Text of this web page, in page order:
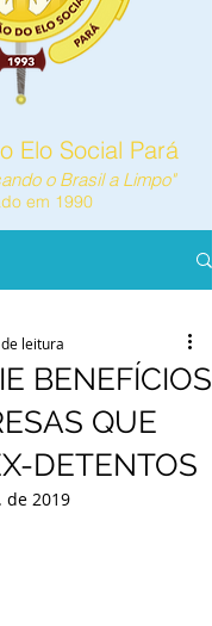
Elo Social Pará
o Brasil a Limpo"
em 1990
BENEFÍCIOS
QUE
DETENTOS
leitura
de 2019